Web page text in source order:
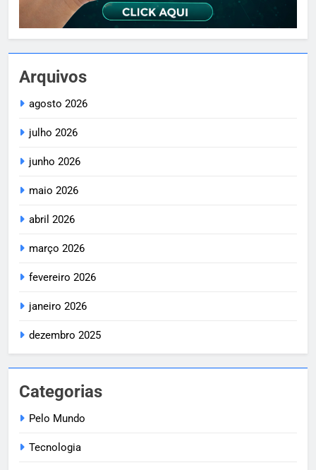
Arquivos
agosto 2026
julho 2026
junho 2026
maio 2026
abril 2026
março 2026
fevereiro 2026
janeiro 2026
dezembro 2025
Categorias
Pelo Mundo
Tecnologia